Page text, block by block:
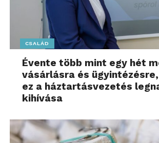
csatlakozzon hozzánk aFacebookon
CSALÁD
Évente több mint egy hét
vásárlásra és
ez a háztartásvezetés
kihívása